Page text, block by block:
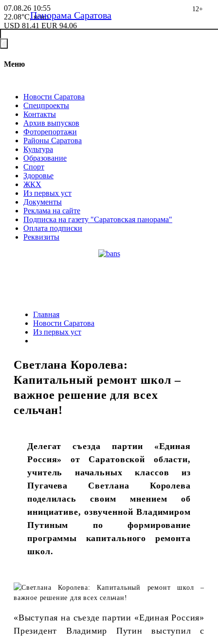
07.08.26 10:55
22.08°C, ясно
USD 81.41 EUR 94.06
Меню
Новости Саратова
Спецпроекты
Контакты
Архив выпусков
Фоторепортажи
Районы Саратова
Культура
Образование
Спорт
Здоровье
ЖКХ
Из пеpвых уст
Документы
Реклама на сайте
Подписка на газету "Саратовская панорама"
Оплата подписки
Реквизиты
Панорама Саратова
12+
Главная
Новости Саратова
Из пеpвых уст
Светлана Королева:
Капитальный ремонт школ –
важное решение для всех
сельчан!
Делегат съезда партии «Единая
Россия» от Саратовской области,
учитель начальных классов из
Пугачева Светлана Королева
поделилась своим мнением об
инициативе, озвученной Владимиром
Путиным по формирование
программы капитального ремонта
школ.
«Выступая на съезде партии «Единая Россия»
Президент Владимир Путин выступил с